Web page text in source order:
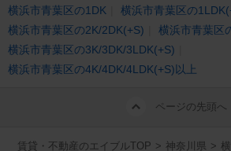
横浜市青葉区の1DK
横浜市青葉区の
横浜市青葉区の2K/2DK(+S)
横浜市青葉区
横浜市青葉区の3K/3DK/3LDK(+S)
横浜市青葉区の4K/4DK/4LDK(+S)以上
ページの先頭へ
賃貸・不動産のエイブルTOP > 神奈川県 >